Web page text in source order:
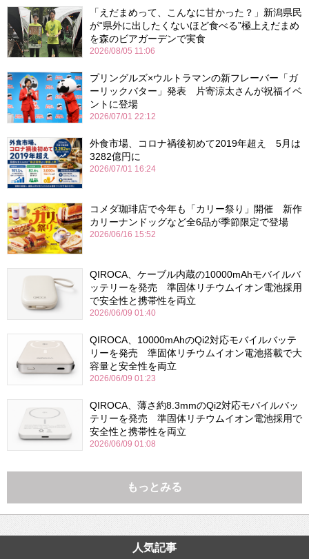
「えだまめって、こんなに甘かった？」新潟県民
が“県外に出したくないほど食べる”極上えだまめ
を森のビアガーデンで実食
2026/08/05 11:06
プリングルズ×ウルトラマンの新フレーバー「ガ
ーリックバター」発表 片寄涼太さんが祝福イベ
ントに登場
2026/07/01 22:12
外食市場、コロナ禍後初めて2019年超え 5月は
3282億円に
2026/07/01 16:24
コメダ珈琲店で今年も「カリー祭り」開催 新作
カリーナンドッグなど全6品が季節限定で登場
2026/06/16 15:52
QIROCA、ケーブル内蔵の10000mAhモバイルバ
ッテリーを発売 準固体リチウムイオン電池採用
で安全性と携帯性を両立
2026/06/09 01:40
QIROCA、10000mAhのQi2対応モバイルバッテ
リーを発売 準固体リチウムイオン電池搭載で大
容量と安全性を両立
2026/06/09 01:23
QIROCA、薄さ約8.3mmのQi2対応モバイルバッ
テリーを発売 準固体リチウムイオン電池採用で
安全性と携帯性を両立
2026/06/09 01:08
もっとみる
人気記事